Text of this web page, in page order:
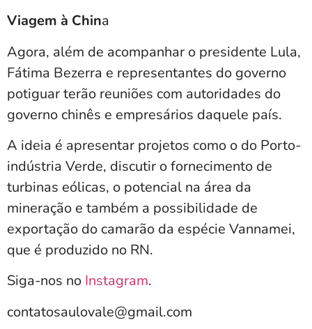
Viagem à China
Agora, além de acompanhar o presidente Lula,
Fátima Bezerra e representantes do governo
potiguar terão reuniões com autoridades do
governo chinês e empresários daquele país.
A ideia é apresentar projetos como o do Porto-
indústria Verde, discutir o fornecimento de
turbinas eólicas, o potencial na área da
mineração e também a possibilidade de
exportação do camarão da espécie Vannamei,
que é produzido no RN.
Siga-nos no Instagram.
contatosaulovale@gmail.com